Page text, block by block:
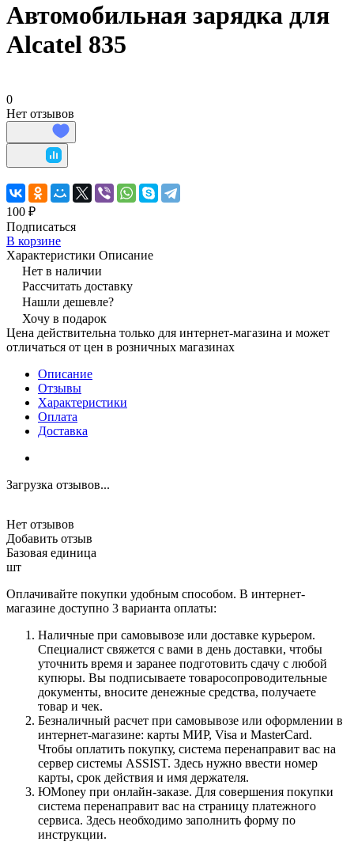
Автомобильная зарядка для
Alcatel 835
0
Нет отзывов
100 ₽
Подписаться
В корзине
Характеристики Описание
Нет в наличии
Рассчитать доставку
Нашли дешевле?
Хочу в подарок
Цена действительна только для интернет-магазина и может
отличаться от цен в розничных магазинах
Описание
Отзывы
Характеристики
Оплата
Доставка
Загрузка отзывов...
Нет отзывов
Добавить отзыв
Базовая единица
шт
Оплачивайте покупки удобным способом. В интернет-
магазине доступно 3 варианта оплаты:
Наличные при самовывозе или доставке курьером.
Специалист свяжется с вами в день доставки, чтобы
уточнить время и заранее подготовить сдачу с любой
купюры. Вы подписываете товаросопроводительные
документы, вносите денежные средства, получаете
товар и чек.
Безналичный расчет при самовывозе или оформлении в
интернет-магазине: карты МИР, Visa и MasterCard.
Чтобы оплатить покупку, система перенаправит вас на
сервер системы ASSIST. Здесь нужно ввести номер
карты, срок действия и имя держателя.
ЮMoney при онлайн-заказе. Для совершения покупки
система перенаправит вас на страницу платежного
сервиса. Здесь необходимо заполнить форму по
инструкции.